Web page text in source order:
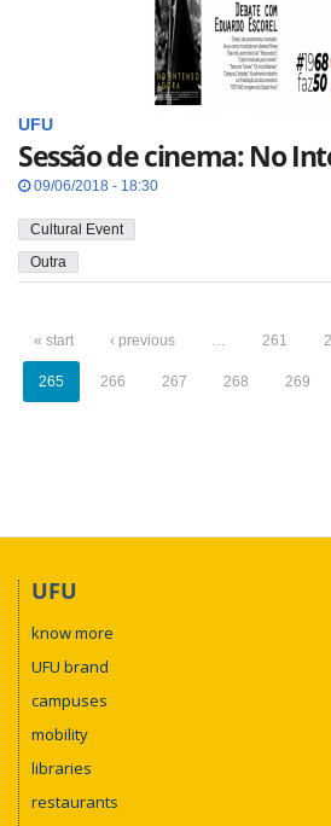
UFU
Sessão de cinema: No
09/06/2018 - 18:30
Cultural Event
Outra
« start ‹ previous … 261
265 266 267 268 269
UFU
know more
UFU brand
campuses
mobility
libraries
restaurants